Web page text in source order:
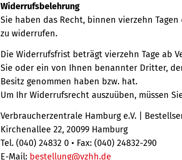
Widerrufsbelehrung
Sie haben das Recht, binnen vierzehn
zu widerrufen.
Die Widerrufsfrist beträgt vierzehn Tage ab
Sie oder ein von Ihnen benannter Dritter,
Besitz genommen haben bzw. hat.
Um Ihr Widerrufsrecht auszuüben, müssen
Verbraucherzentrale Hamburg e.V. |
Kirchenallee 22, 20099 Hamburg
Tel. (040) 24832 0 • Fax: (040) 24832-290
E-Mail: bestellung@vzhh.de